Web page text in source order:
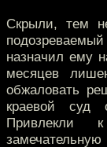
Скрыли, тем
назначил ему
месяцев
обжаловать
краевой суд
Привлекли